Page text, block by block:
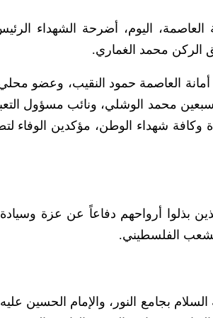
اليوم، أضرحة الشهداء
الركن محمد الغماري.
العاصمة حمود النقيب، وعضو محلي
محمد الوشلي، ونائب مسؤول
وكافة شهداء الوطن، مؤكدين الوفاء
بذلوا أرواحهم دفاعاً عن عزة
الفلسطيني.
بجامع النور، والإمام الحسين